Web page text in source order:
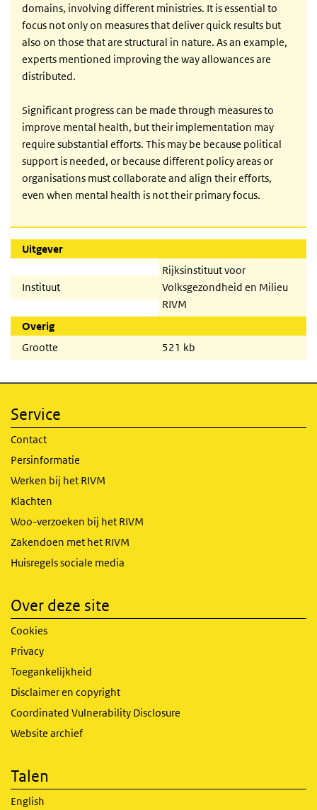
domains, involving different ministries. It is essential to
focus not only on measures that deliver quick results but
also on those that are structural in nature. As an example,
experts mentioned improving the way allowances are
distributed.
Significant progress can be made through measures to
improve mental health, but their implementation may
require substantial efforts. This may be because political
support is needed, or because different policy areas or
organisations must collaborate and align their efforts,
even when mental health is not their primary focus.
Uitgever
Instituut
Rijksinstituut voor
Volksgezondheid en Milieu
RIVM
Overig
Grootte
521 kb
Service
Contact
Persinformatie
Werken bij het RIVM
Klachten
Woo-verzoeken bij het RIVM
Zakendoen met het RIVM
Huisregels sociale media
Over deze site
Cookies
Privacy
Toegankelijkheid
Disclaimer en copyright
Coordinated Vulnerability Disclosure
Website archief
Talen
English